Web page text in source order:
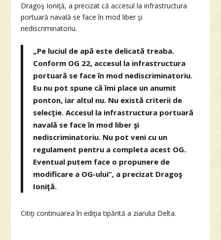
Dragoş Ioniţă, a precizat că accesul la infrastructura
portuară navală se face în mod liber şi
nediscriminatoriu.
„Pe luciul de apă este delicată treaba.
Conform OG 22, accesul la infrastructura
portuară se face în mod nediscriminatoriu.
Eu nu pot spune că îmi place un anumit
ponton, iar altul nu. Nu există criterii de
selecţie. Accesul la infrastructura portuară
navală se face în mod liber şi
nediscriminatoriu. Nu pot veni cu un
regulament pentru a completa acest OG.
Eventual putem face o propunere de
modificare a OG-ului”, a precizat Dragoş
Ioniţă.
Citiţi continuarea în ediţia tipărită a ziarului Delta.